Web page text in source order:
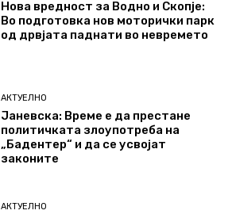
Нова вредност за Водно и Скопје:
Во подготовка нов моторички парк
од дрвјата паднати во невремето
АКТУЕЛНО
Јаневска: Време е да престане
политичката злоупотреба на
„Бадентер“ и да се усвојат
законите
АКТУЕЛНО